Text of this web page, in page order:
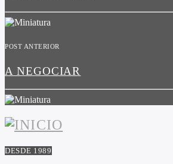
POST ANTERIOR
A NEGOCIAR
DESDE 1989